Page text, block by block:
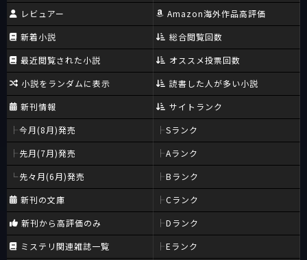
レビュアー
新着小説
最近閲覧された小説
小説をランダムに表示
新刊情報
今月(8月)発売
先月(7月)発売
先々月(6月)発売
新刊の文庫
新刊から高評価のみ
ミステリ関連雑誌一覧
Amazon海外作品高評価
総合閲覧回数
オススメ投票回数
読書した人が多い小説
サイトランク
Sランク
Aランク
Bランク
Cランク
Dランク
Eランク